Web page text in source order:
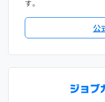
す。
公